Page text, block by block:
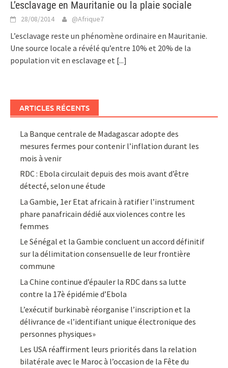
L’esclavage en Mauritanie ou la plaie sociale
28/08/2014 @Afrique7
L’esclavage reste un phénomène ordinaire en Mauritanie.
Une source locale a révélé qu’entre 10% et 20% de la
population vit en esclavage et [...]
ARTICLES RÉCENTS
La Banque centrale de Madagascar adopte des
mesures fermes pour contenir l’inflation durant les
mois à venir
RDC : Ebola circulait depuis des mois avant d’être
détecté, selon une étude
La Gambie, 1er Etat africain à ratifier l’instrument
phare panafricain dédié aux violences contre les
femmes
Le Sénégal et la Gambie concluent un accord définitif
sur la délimitation consensuelle de leur frontière
commune
La Chine continue d’épauler la RDC dans sa lutte
contre la 17è épidémie d’Ebola
L’exécutif burkinabè réorganise l’inscription et la
délivrance de «l’identifiant unique électronique des
personnes physiques»
Les USA réaffirment leurs priorités dans la relation
bilatérale avec le Maroc à l’occasion de la Fête du